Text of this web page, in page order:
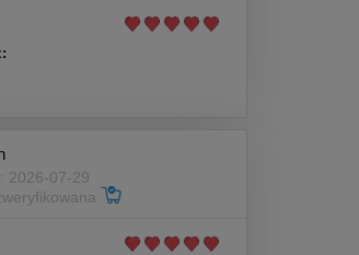
2026-07-29